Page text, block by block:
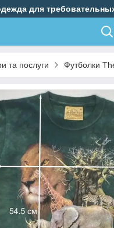
для
та послуги Футболки